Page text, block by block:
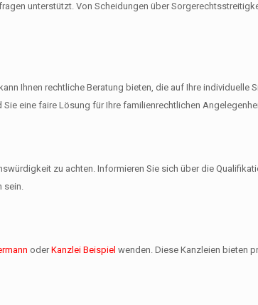
unterstützt. Von Scheidungen über
Ihnen rechtliche Beratung bieten, die auf Ihre individuelle
eine faire Lösung für Ihre familienrechtlichen
zu achten. Informieren Sie sich über die
sein.
oderKanzlei Beispiel wenden. Diese Kanzleien bieten